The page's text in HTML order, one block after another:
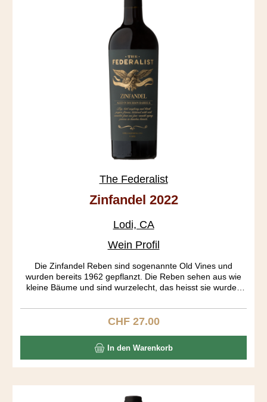
The Federalist
Zinfandel 2022
Lodi, CA
Wein Profil
Die Zinfandel Reben sind sogenannte Old Vines und
wurden bereits 1962 gepflanzt. Die Reben sehen aus wie
kleine Bäume und sind wurzelecht, das heisst sie wurden
wurden getrennt fermentiert. Erst am 19. Tag der Gärung
wurden die Traubenhäute entfernt. Der Ausbau fand in
ist ein tiefgründiger Wein mit einem gut strukturierten
Körper, präsentenen Tanninen und einem langen Abgang.
Regulärer Preis:
CHF 27.00
In den Warenkorb